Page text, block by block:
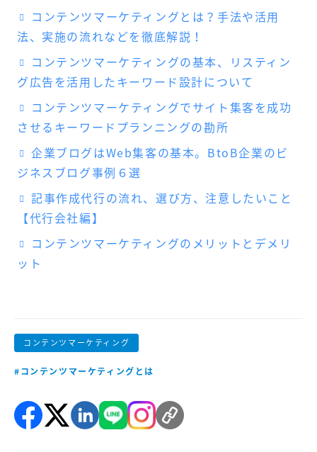
コンテンツマーケティング
#コンテンツマーケティングとは
コンテンツマーケティングとは？手法や活用
法、実施の流れなどを徹底解説！
コンテンツマーケティングの基本、リスティン
グ広告を活用したキーワード設計について
コンテンツマーケティングでサイト集客を成功
させるキーワードプランニングの勘所
企業ブログはWeb集客の基本。BtoB企業のビ
ジネスブログ事例６選
記事作成代行の流れ、選び方、注意したいこと
【代行会社編】
コンテンツマーケティングのメリットとデメリ
ット